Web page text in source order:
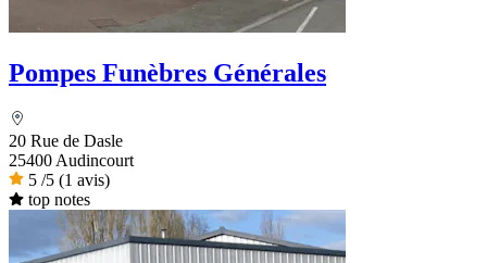
Pompes Funèbres Générales
20 Rue de Dasle
25400 Audincourt
5 /5 (1 avis)
top notes